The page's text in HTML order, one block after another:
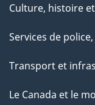
Culture, histoire
Services de
Transport et
Le Canada et le